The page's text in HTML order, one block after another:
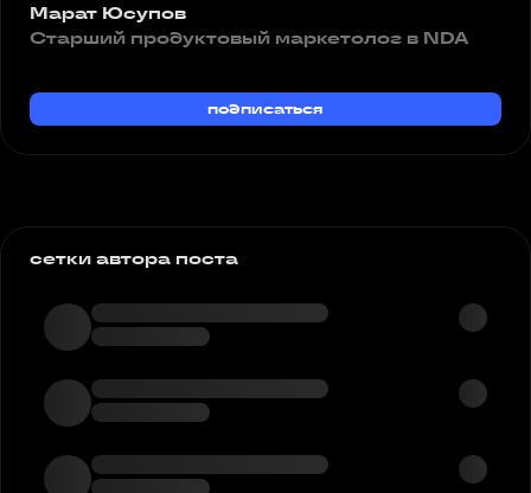
Марат Юсупов
Старший продуктовый маркетолог в NDA
подписаться
сетки автора поста